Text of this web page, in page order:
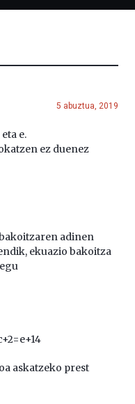
5 abuztua, 2019
e.
ez duenez
adinen
ekuazio bakoitza
askatzeko prest